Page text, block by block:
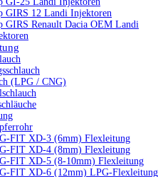
GIRS 12 Landi Injektoren
GIRS Renault Dacia OEM Landi
(LPG / CNG)
FIT XD-3 (6mm) Flexleitung
FIT XD-4 (8mm) Flexleitung
FIT XD-5 (8-10mm) Flexleitung
FIT XD-6 (12mm) LPG-Flexleitung